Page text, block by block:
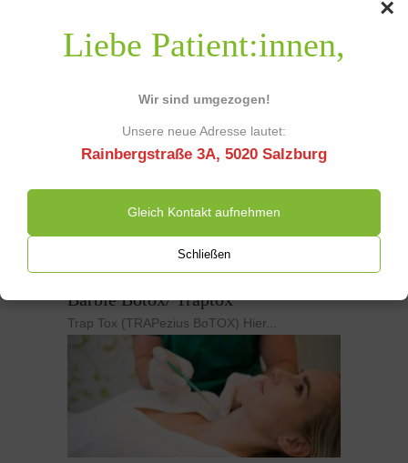
Das könnte Sie auch interessieren
Barbie Botox/ Traptox
Trap Tox (TRAPezius BoTOX) Hier...
×
Liebe Patient:innen,
Wir sind umgezogen!
Unsere neue Adresse lautet:
Rainbergstraße 3A, 5020 Salzburg
Gleich Kontakt aufnehmen
Schließen